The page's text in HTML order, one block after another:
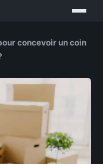
concevoir un coin